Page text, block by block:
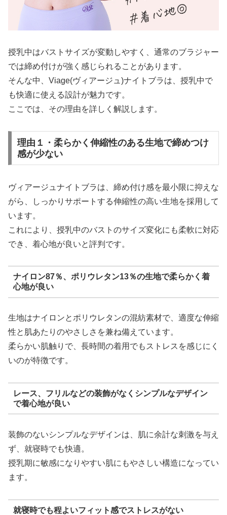
授乳中はバストサイズが変動しやすく、通常のブラジャー
では締め付けが強く感じられることがあります。
そんな中、Viage(ヴィアージュ)ナイトブラは、授乳中で
も快適に使える設計が魅力です。
ここでは、その理由を詳しく解説します。
理由１・柔らかく伸縮性のある生地で締めつけ
感が少ない
ヴィアージュナイトブラは、締め付け感を最小限に抑えな
がら、しっかりサポートする伸縮性の高い生地を採用して
います。
これにより、授乳中のバストのサイズ変化にも柔軟に対応
でき、着心地が良いと評判です。
ナイロン87％、ポリウレタン13％の生地で柔らかく着
心地が良い
生地はナイロンとポリウレタンの混紡素材で、適度な伸縮
性と肌あたりのやさしさを兼ね備えています。
柔らかい肌触りで、長時間の着用でもストレスを感じにく
いのが特徴です。
レース、フリルなどの装飾がなくシンプルなデザイン
で着心地が良い
装飾のないシンプルなデザインは、肌に余計な刺激を与え
ず、就寝時でも快適。
授乳期に敏感になりやすい肌にもやさしい構造になってい
ます。
就寝時でも程よいフィット感でストレスがない